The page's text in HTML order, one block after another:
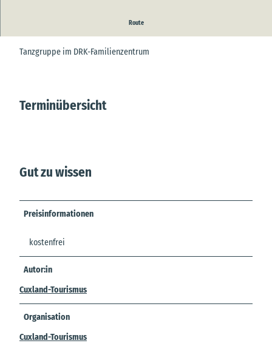
Route
Tanzgruppe im DRK-Familienzentrum
Terminübersicht
Gut zu wissen
Preisinformationen
kostenfrei
Autor:in
Cuxland-Tourismus
Organisation
Cuxland-Tourismus